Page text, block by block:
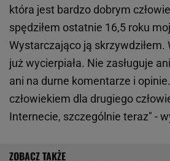
która jest bardzo dobrym
spędziłem ostatnie 16,5 roku
Wystarczająco ją
już wycierpiała. Nie zasługuje
ani na durne komentarze i
człowiekiem dla drugiego
Internecie, szczególnie teraz" -